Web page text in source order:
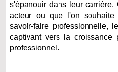
s'épanouir dans leur
acteur ou que l'on souhaite
savoir-faire professionnelle,
captivant vers la croissance
professionnel.